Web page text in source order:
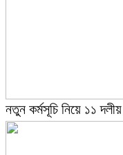
নতুন কর্মসূচি নিয়ে ১১